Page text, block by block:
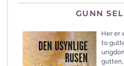
GUNN
Her er
to
gutten,